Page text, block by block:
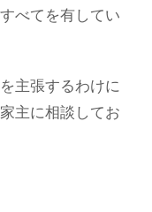
べてを有してい
主張するわけに
主に相談してお